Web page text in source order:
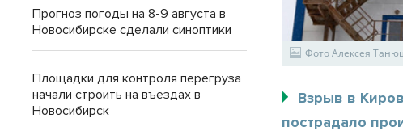
Фото Алексея
Взрыв в
пострадало
Прогноз погоды на 8-9 августа в
Новосибирске сделали синоптики
Площадки для контроля перегруза
начали строить на въездах в
Новосибирск